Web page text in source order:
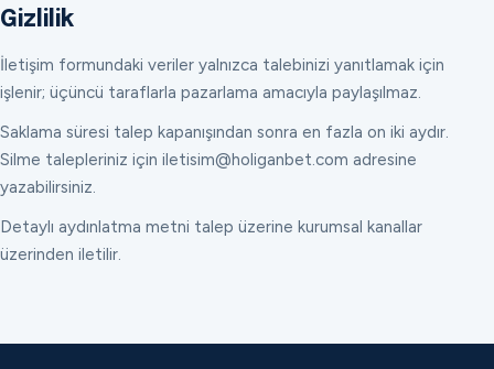
Gizlilik
İletişim formundaki veriler yalnızca talebinizi yanıtlamak için
işlenir; üçüncü taraflarla pazarlama amacıyla paylaşılmaz.
Saklama süresi talep kapanışından sonra en fazla on iki aydır.
Silme talepleriniz için iletisim@holiganbet.com adresine
yazabilirsiniz.
Detaylı aydınlatma metni talep üzerine kurumsal kanallar
üzerinden iletilir.